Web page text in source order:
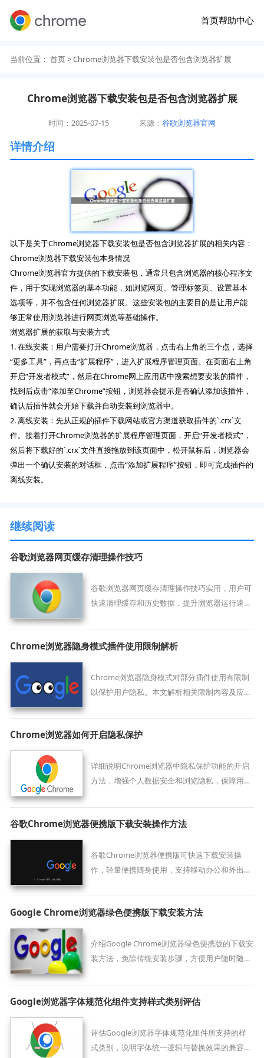
首页帮助中心
当前位置： 首页> Chrome浏览器下载安装包是否包含浏览器扩展
Chrome浏览器下载安装包是否包含浏览器扩展
时间：2025-07-15 来源：谷歌浏览器官网
详情介绍
以下是关于Chrome浏览器下载安装包是否包含浏览器扩展的相关内容：
Chrome浏览器下载安装包本身情况
Chrome浏览器官方提供的下载安装包，通常只包含浏览器的核心程序文
件，用于实现浏览器的基本功能，如浏览网页、管理标签页、设置基本
选项等，并不包含任何浏览器扩展。这些安装包的主要目的是让用户能
够正常使用浏览器进行网页浏览等基础操作。
浏览器扩展的获取与安装方式
1. 在线安装：用户需要打开Chrome浏览器，点击右上角的三个点，选择
“更多工具”，再点击“扩展程序”，进入扩展程序管理页面。在页面右上角
开启“开发者模式”，然后在Chrome网上应用店中搜索想要安装的插件，
找到后点击“添加至Chrome”按钮，浏览器会提示是否确认添加该插件，
确认后插件就会开始下载并自动安装到浏览器中。
2. 离线安装：先从正规的插件下载网站或官方渠道获取插件的`.crx`文
件。接着打开Chrome浏览器的扩展程序管理页面，开启“开发者模式”，
然后将下载好的`.crx`文件直接拖放到该页面中，松开鼠标后，浏览器会
弹出一个确认安装的对话框，点击“添加扩展程序”按钮，即可完成插件的
离线安装。
继续阅读
谷歌浏览器网页缓存清理操作技巧
谷歌浏览器网页缓存清理操作技巧实用，用户可
快速清理缓存和历史数据，提升浏览器运行速度
Chrome浏览器隐身模式插件使用限制解析
Chrome浏览器隐身模式对部分插件使用有限制
以保护用户隐私。本文解析相关限制内容及应对
Chrome浏览器如何开启隐私保护
详细说明Chrome浏览器中隐私保护功能的开启
方法，增强个人数据安全和浏览隐私，保障用户
谷歌Chrome浏览器便携版下载安装操作方法
谷歌Chrome浏览器便携版可快速下载安装操
作，轻量便携随身使用，支持移动办公和外出浏
Google Chrome浏览器绿色便携版下载安装方法
介绍Google Chrome浏览器绿色便携版的下载安
装方法，免除传统安装步骤，方便用户随时随地
Google浏览器字体规范化组件支持样式类别评估
评估Google浏览器字体规范化组件所支持的样
式类别，说明字体统一逻辑与替换效果的兼容表